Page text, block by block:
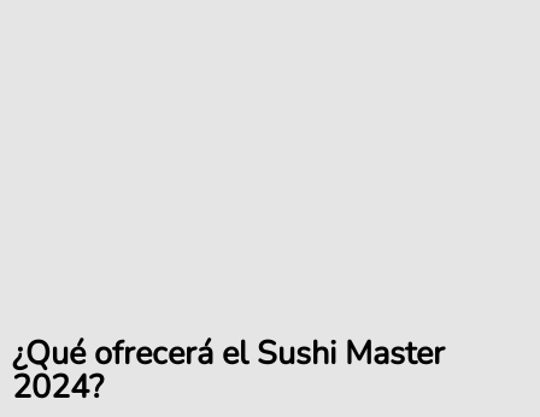
¿Qué ofrecerá el Sushi Master
2024?